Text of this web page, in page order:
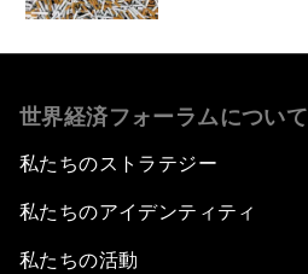
世界経済フォーラムについて
私たちのストラテジー
私たちのアイデンティティ
私たちの活動